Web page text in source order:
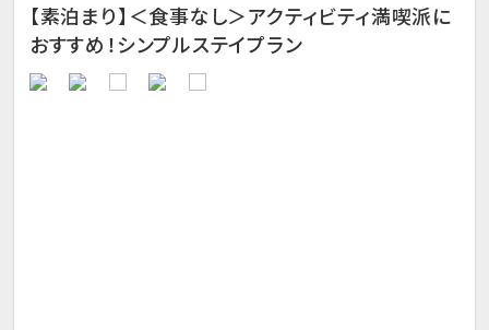
【素泊まり】＜食事なし＞アクティビティ満喫派に
おすすめ！シンプルステイプラン